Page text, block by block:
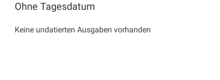
Ohne Tagesdatum
Keine undatierten Ausgaben vorhanden